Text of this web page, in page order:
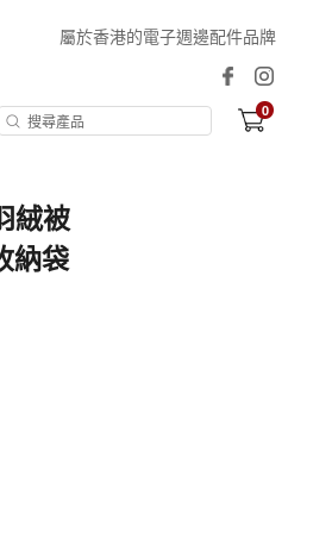
屬於香港的電子週邊配件品牌
0
絨被
納袋